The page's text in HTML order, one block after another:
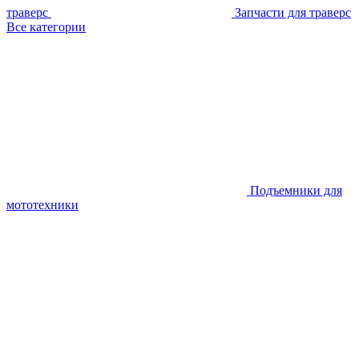
траверс
Запчасти для траверс
Все категории
Подъемники для
мототехники